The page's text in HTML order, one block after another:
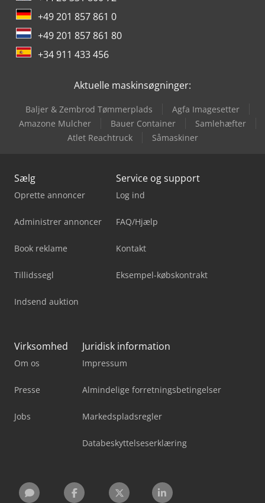
+49 201 857 861 0
+49 201 857 861 80
+34 911 433 456
Aktuelle maskinsøgninger:
Baljer & Zembrod Tømmerplads
Agfa Imagesetter
Amazone Mulcher
Bauer Container
Samlehæfter
Atlet Reachtruck
Såmaskiner
Sælg
Oprette annoncer
Administrer annoncer
Book reklame
Tillidssegl
Indsend auktion
Service og support
Log ind
FAQ/Hjælp
Kontakt
Eksempel-købskontrakt
Virksomhed
Om os
Presse
Jobs
Juridisk information
Impressum
Almindelige forretningsbetingelser
Markedspladsregler
Databeskyttelseserklæring